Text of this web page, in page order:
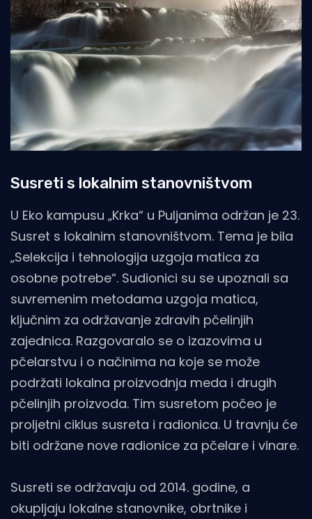
Susreti s lokalnim stanovništvom
U Eko kampusu „Krka“ u Puljanima održan je 23.
Susret s lokalnim stanovništvom. Tema je bila
„Selekcija i tehnologija uzgoja matica za
osobne potrebe“. Sudionici su se upoznali sa
suvremenim metodama uzgoja matica,
ključnim za održavanje zdravih pčelinjih
zajednica. Razgovaralo se o izazovima u
pčelarstvu i o načinima na koje se može
podržati lokalna proizvodnja meda i drugih
pčelinjih proizvoda. Tim susretom počeo je
proljetni ciklus susreta i radionica. U travnju će
biti održane nove radionice za pčelare i vinare.
Susreti se održavaju od 2014. godine, a
okupljaju lokalne stanovnike, obrtnike i